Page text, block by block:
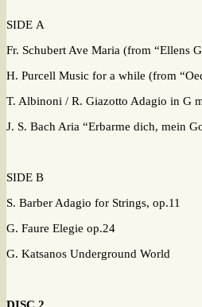
SIDE Α
Fr. Schubert Ave Maria (from
H. Purcell Music for a
T. Albinoni / R.
J. S. Bach Aria “Erbarme dich,
SIDE Β
S. Barber Adagio
G. Faure
G. Katsanos
DISC 2